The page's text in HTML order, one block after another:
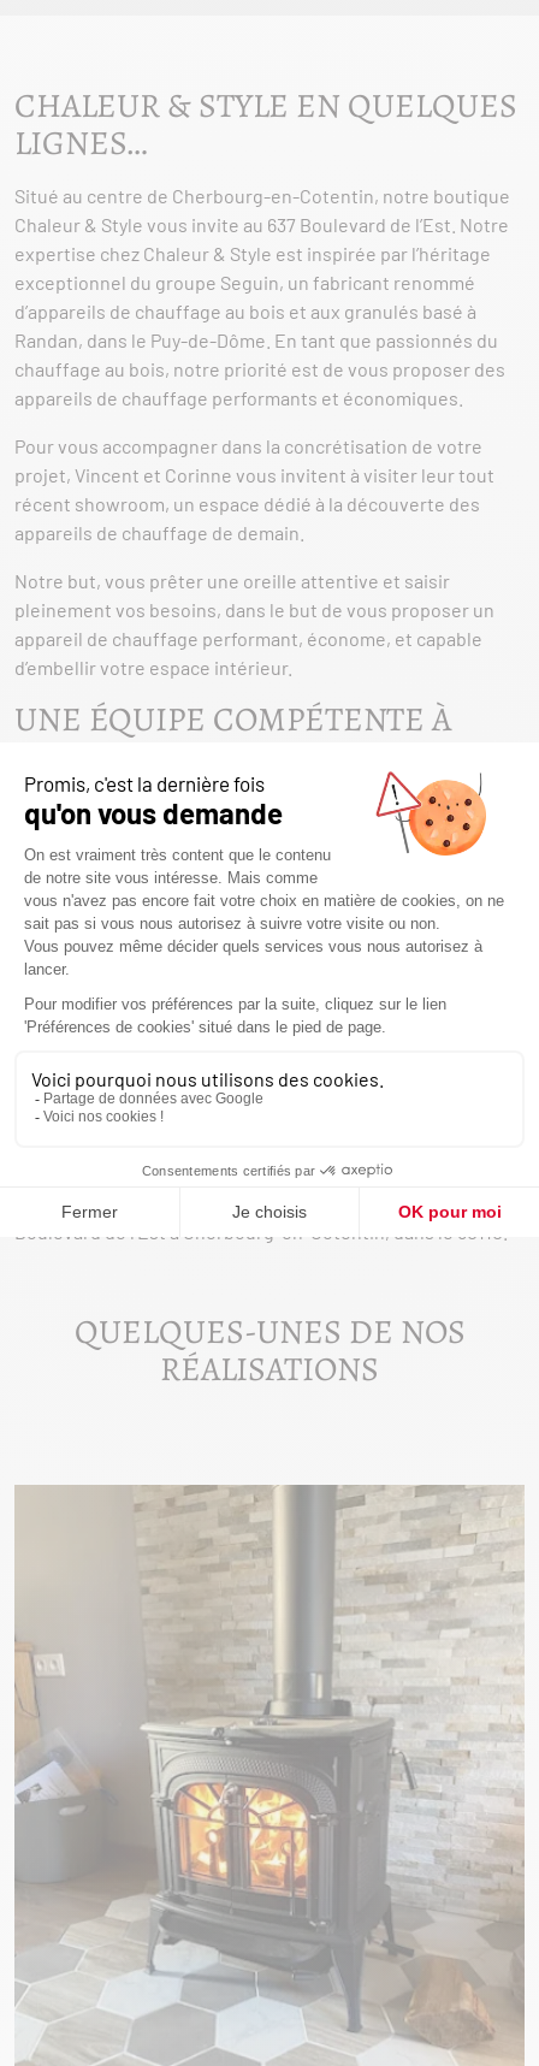
CHALEUR & STYLE EN QUELQUES
LIGNES…
Situé au centre de Cherbourg-en-Cotentin, notre boutique
Chaleur & Style vous invite au 637 Boulevard de l’Est. Notre
expertise chez Chaleur & Style est inspirée par l’héritage
exceptionnel du groupe Seguin, un fabricant renommé
d’appareils de chauffage au bois et aux granulés basé à
Randan, dans le Puy-de-Dôme. En tant que passionnés du
chauffage au bois, notre priorité est de vous proposer des
appareils de chauffage performants et économiques.
Pour vous accompagner dans la concrétisation de votre
projet, Vincent et Corinne vous invitent à visiter leur tout
récent showroom, un espace dédié à la découverte des
appareils de chauffage de demain.
Notre but, vous prêter une oreille attentive et saisir
pleinement vos besoins, dans le but de vous proposer un
appareil de chauffage performant, économe, et capable
d’embellir votre espace intérieur.
UNE ÉQUIPE COMPÉTENTE À
L’équipe de Chaleur & Style, composée de Vincent et
Corinne, est agréée Qualibois RGE et est reconnue en tant
que référence technique. Cela vous garantit que
l’installation et l’entretien de votre appareil de chauffage au
bois ou à granulés seront effectués en stricte conformité
avec les normes les plus rigoureuses. Ils sont déterminés à
vous offrir un service de qualité à chaque étape, que ce soit
pour comprendre votre projet, vous conseiller sur sa
réalisation, effectuer la pose de votre appareil ou en assurer
l’entretien.
NOTRE POINT DE VENTE
Si vous êtes intéressé par un appareil de chauffage au bois
ou aux granulés, rendez-vous dans leur showroom au 637,
Boulevard de l’Est à Cherbourg-en-Cotentin, dans le 50110.
QUELQUES-UNES DE NOS
RÉALISATIONS